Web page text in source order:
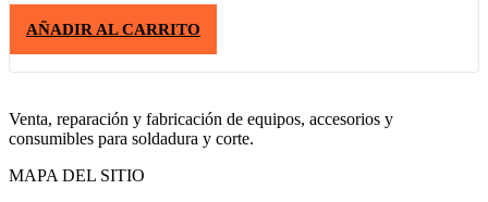
AÑADIR AL CARRITO
Venta, reparación y fabricación de equipos, accesorios y
consumibles para soldadura y corte.
MAPA DEL SITIO